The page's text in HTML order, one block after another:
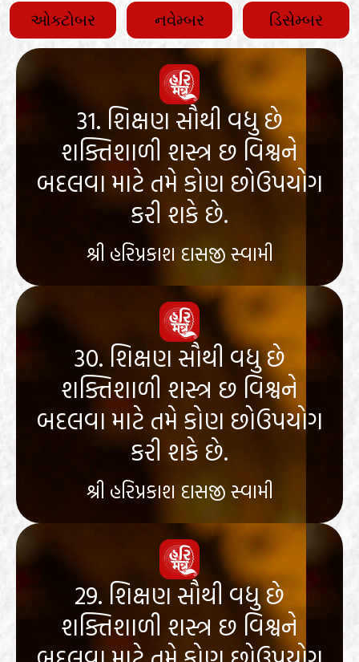
ઓક્ટોબર નવેમ્બર ડિસેમ્બર
31. શિક્ષણ સૌથી વધુ છે
શક્તિશાળી શસ્ત્ર છ વિશ્વને
બદલવા માટે તમે કોણ છોઉપયોગ
કરી શકે છે.
શ્રી હરિપ્રકાશ દાસજી સ્વામી
30. શિક્ષણ સૌથી વધુ છે
શક્તિશાળી શસ્ત્ર છ વિશ્વને
બદલવા માટે તમે કોણ છોઉપયોગ
કરી શકે છે.
શ્રી હરિપ્રકાશ દાસજી સ્વામી
29. શિક્ષણ સૌથી વધુ છે
શક્તિશાળી શસ્ત્ર છ વિશ્વને